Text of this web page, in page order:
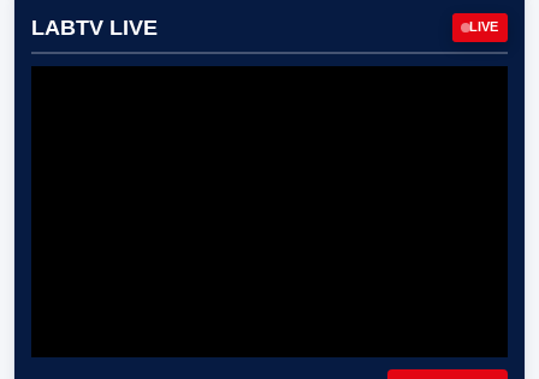
LABTV LIVE LIVE